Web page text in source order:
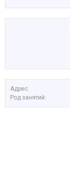
Адрес:
Род занятий: